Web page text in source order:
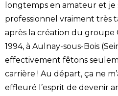
longtemps en amateur et je
professionnel vraiment très
après la création du groupe
1994, à Aulnay-sous-Bois
effectivement fêtons
carrière ! Au départ, ça ne
effleuré l’esprit de devenir